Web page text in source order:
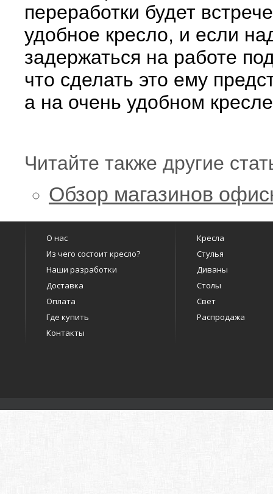
переработки будет
удобное кресло, и если
задержаться на работе
что сделать это ему
а на очень удобном
Читайте также другие
Обзор магазинов
О нас
Из чего состоит кресло?
Наши разработки
Доставка
Оплата
Где купить
Контакты
Кресла
Стулья
Диваны
Столы
Свет
Распродажа